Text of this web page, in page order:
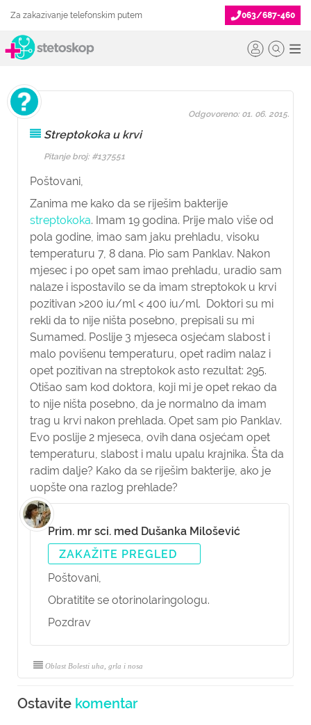
Za zakazivanje telefonskim putem 063/687-460
Streptokoka u krvi
Pitanje broj: #137551
Poštovani,
Zanima me kako da se riješim bakterije
streptokoka. Imam 19 godina. Prije malo više od
pola godine, imao sam jaku prehladu, visoku
temperaturu 7, 8 dana. Pio sam Panklav. Nakon
mjesec i po opet sam imao prehladu, uradio sam
nalaze i ispostavilo se da imam streptokok u krvi
pozitivan >200 iu/ml < 400 iu/ml. Doktori su mi
rekli da to nije ništa posebno, prepisali su mi
Sumamed. Poslije 3 mjeseca osjećam slabost i
malo povišenu temperaturu, opet radim nalaz i
opet pozitivan na streptokok asto rezultat: 295.
Otišao sam kod doktora, koji mi je opet rekao da
to nije ništa posebno, da je normalno da imam
trag u krvi nakon prehlada. Opet sam pio Panklav.
Evo poslije 2 mjeseca, ovih dana osjećam opet
temperaturu, slabost i malu upalu krajnika. Šta da
radim dalje? Kako da se riješim bakterije, ako je
uopšte ona razlog prehlade?
Odgovoreno: 01. 06. 2015.
Prim. mr sci. med Dušanka Milošević
ZAKAŽITE PREGLED
Poštovani,
Obratitite se otorinolaringologu.
Pozdrav
Oblast Bolesti uha, grla i nosa
Ostavite komentar